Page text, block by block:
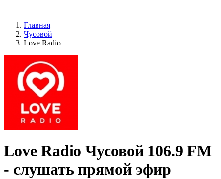
Главная
Чусовой
Love Radio
Love Radio Чусовой 106.9 FM
- слушать прямой эфир